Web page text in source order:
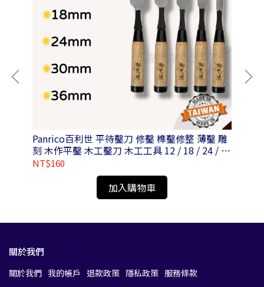
Panrico百利世 平待鑿刀 修鑿 榫鑿修整 薄鑿 雕
刻 木作平鑿 木工鑿刀 木工工具 12 / 18 / 24 / 30
/ 36mm
NT$160
加入購物車
關於我們
關於我們 我的帳戶 退款政策 隱私政策 服務條款